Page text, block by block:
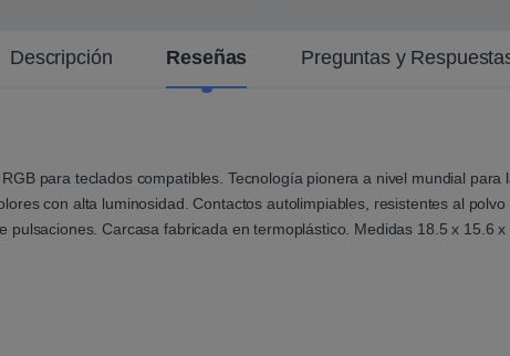
Descripción Reseñas Preguntas y
para teclados compatibles. Tecnología pionera a nivel mundial
con alta luminosidad. Contactos autolimpiables, resistentes al
Carcasa fabricada en termoplástico. Medidas 18.5 x 15.6